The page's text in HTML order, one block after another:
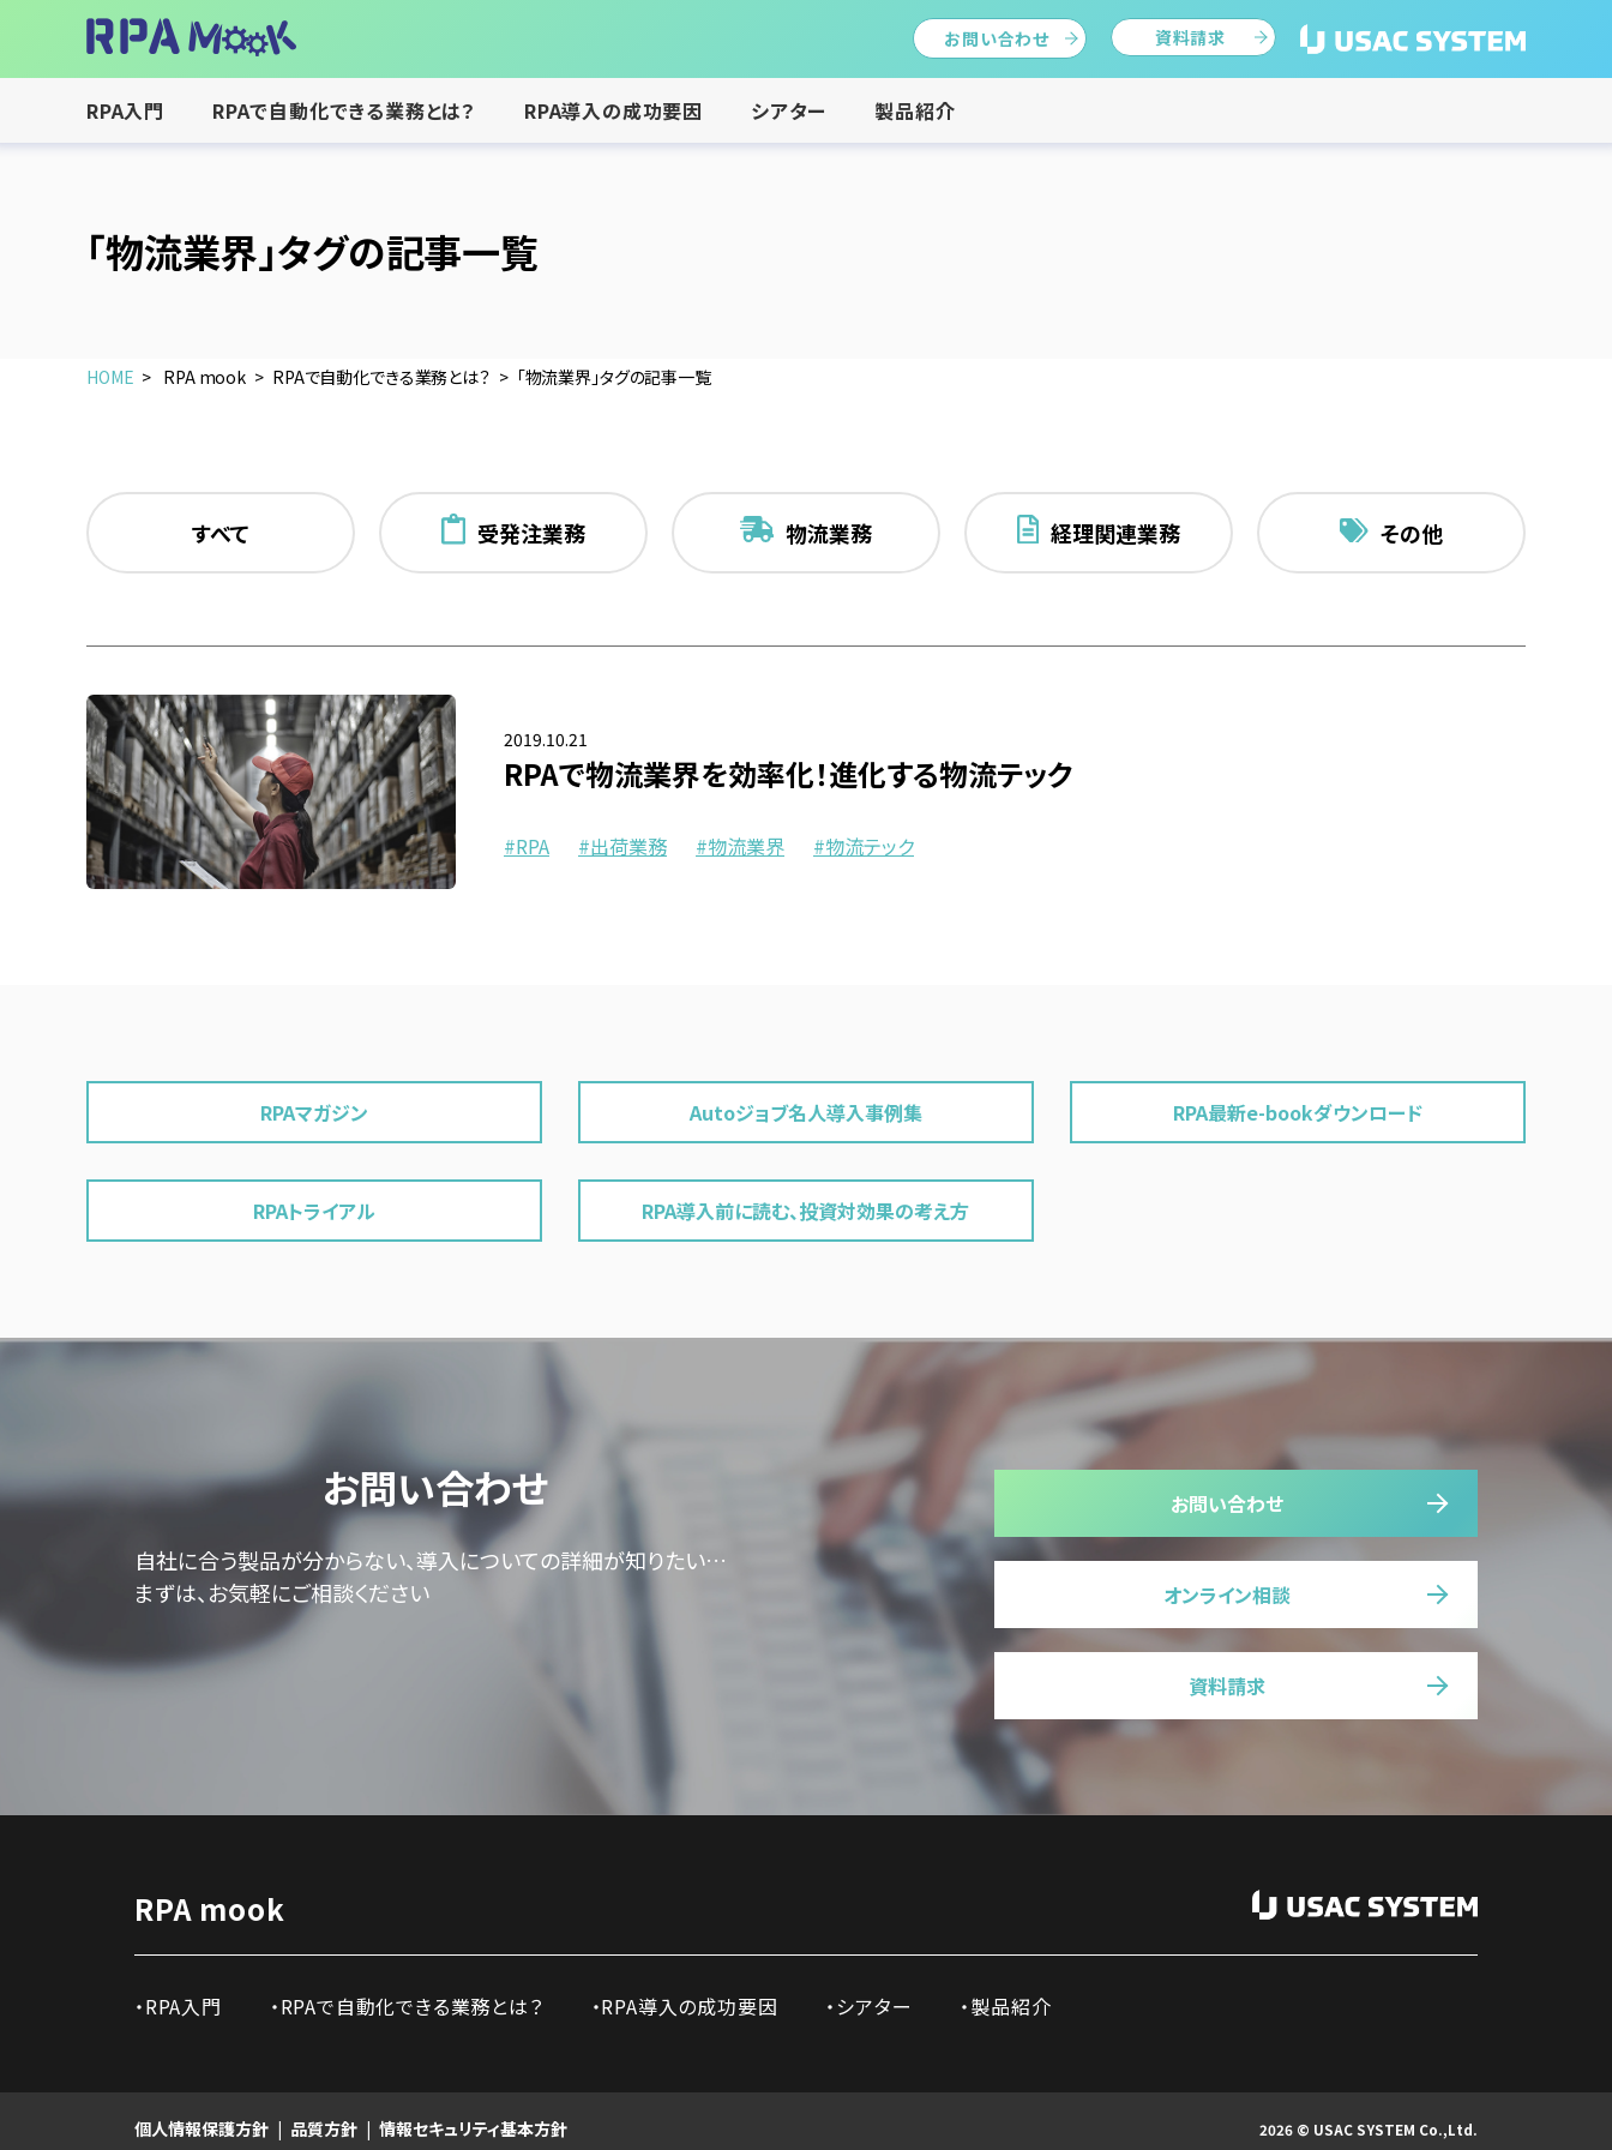
RPA入門 RPAで自動化できる業務とは？ RPA導入の成功要因 シアター 製品紹介
お問い合わせ 資料請求
「物流業界」タグの記事一覧
HOME RPA mook RPAで自動化できる業務とは？ 「物流業界」タグの記事一覧
すべて 受発注業務 物流業務 経理関連業務 その他
2019.10.21
RPAで物流業界を効率化！進化する物流テック
RPA 出荷業務 物流業界 物流テック
RPAマガジン Autoジョブ名人導入事例集 RPA最新e-bookダウンロード
RPAトライアル RPA導入前に読む、投資対効果の考え方
お問い合わせ
自社に合う製品が分からない、導入についての詳細が知りたい…
まずは、お気軽にご相談ください
お問い合わせ
オンライン相談
資料請求
RPA mook
RPA入門 RPAで自動化できる業務とは？ RPA導入の成功要因 シアター 製品紹介
個人情報保護方針 品質方針 情報セキュリティ基本方針 2026 © USAC SYSTEM Co.,Ltd.